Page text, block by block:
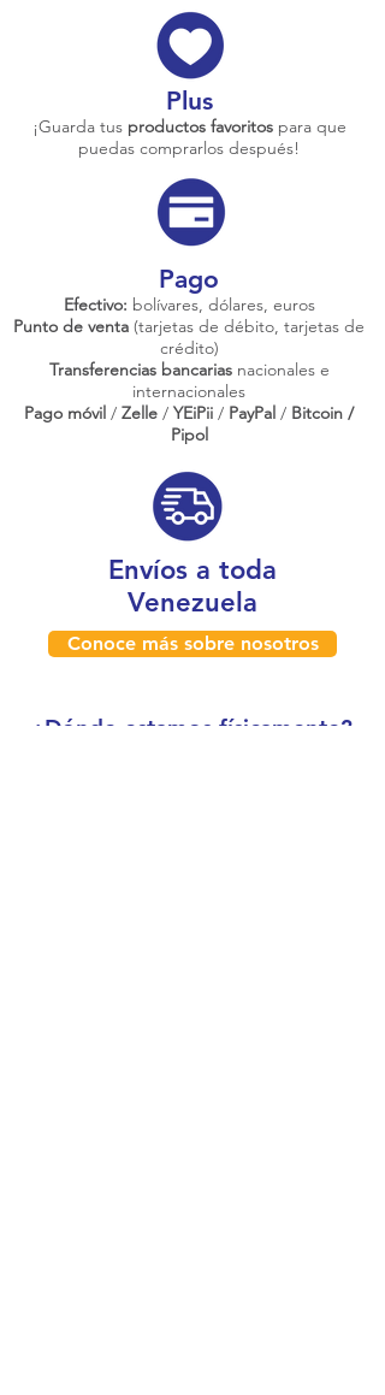
Plus
¡Guarda tus productos favoritos para que
puedas comprarlos después!
Pago
Efectivo: bolívares, dólares, euros
Punto de venta (tarjetas de débito, tarjetas de
crédito)
Transferencias bancariasnacionales e
internacionales
Pago móvil / Zelle / YEiPii / PayPal / Bitcoin /
Pipol
Envíos a toda
Venezuela
Conoce más sobre nosotros
¿Dónde estamos físicamente?